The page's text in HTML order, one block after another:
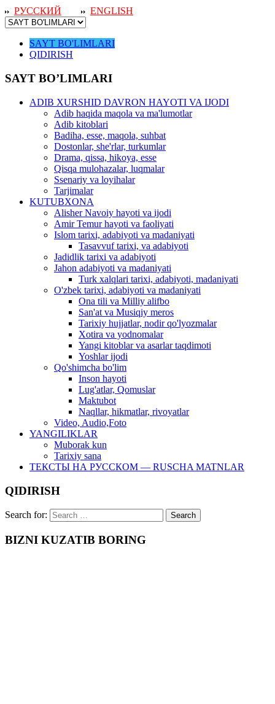
РУССКИЙ
ENGLISH
SAYT BO'LIMLARI
QIDIRISH
SAYT BO’LIMLARI
ADIB XURSHID DAVRON HAYOTI VA IJODI
Adib haqida maqola va ma'lumotlar
Adib kitoblari
Badiha, esse, maqola, suhbat
Dostonlar, she'rlar, turkumlar
Drama, qissa, hikoya, esse
Qisqa mulohazalar, luqmalar
Ssenariy va loyihalar
Tarjimalar
KUTUBXONA
Alisher Navoiy hayoti va ijodi
Amir Temur hayoti va faoliyati
Islom tarixi, adabiyoti va madaniyati
Tasavvuf tarixi, va adabiyoti
Jadidlik tarixi va adabiyoti
Jahon adabiyoti va madaniyati
Turk xalqlari tarixi, adabiyoti, madaniyati
O'zbek tarixi, adabiyoti va madaniyati
Ona tili va Milliy alifbo
San'at va Musiqiy meros
Tarixiy hujjatlar, nodir qo'lyozmalar
Xotira va yodnomalar
Yangi kitoblar va asarlar taqdimoti
Yoshlar ijodi
Qo'shimcha bo'lim
Inson hayoti
Lug'atlar, Qomuslar
Maktubot
Naqllar, hikmatlar, rivoyatlar
Video, Audio,Foto
YANGILIKLAR
Muborak kun
Tarixiy sana
ТЕКСТЫ НА РУССКОМ — RUSCHA MATNLAR
QIDIRISH
Search for:
BIZNI KUZATIB BORING